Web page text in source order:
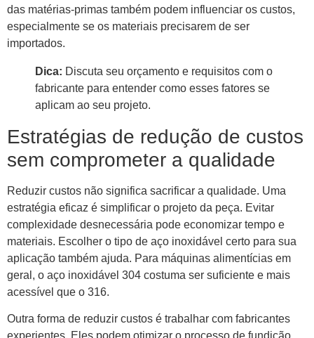
das matérias-primas também podem influenciar os custos,
especialmente se os materiais precisarem de ser
importados.
Dica: Discuta seu orçamento e requisitos com o
fabricante para entender como esses fatores se
aplicam ao seu projeto.
Estratégias de redução de custos
sem comprometer a qualidade
Reduzir custos não significa sacrificar a qualidade. Uma
estratégia eficaz é simplificar o projeto da peça. Evitar
complexidade desnecessária pode economizar tempo e
materiais. Escolher o tipo de aço inoxidável certo para sua
aplicação também ajuda. Para máquinas alimentícias em
geral, o aço inoxidável 304 costuma ser suficiente e mais
acessível que o 316.
Outra forma de reduzir custos é trabalhar com fabricantes